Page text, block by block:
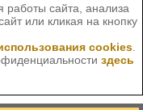
сайта, анализа
или кликая на кнопку
cookies.
здесь